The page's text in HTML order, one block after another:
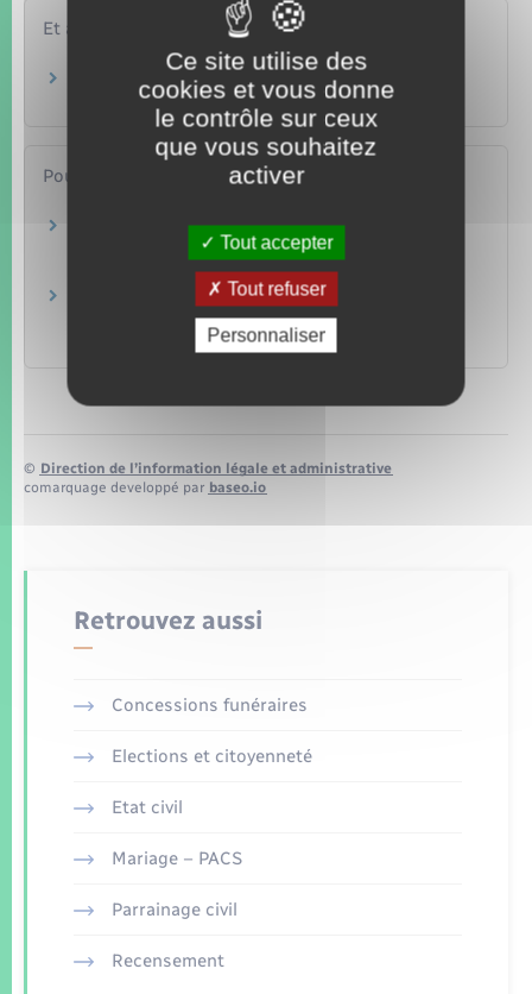
Et aussi
Budget et charges de copropriété
Logement
Pour en savoir plus
La consultation des pièces justificatives des
Institut national de la consommation (INC)
Précisions sur la lettre recommandée
Institut national de la consommation (INC)
© Direction de l’information légale et administrative
comarquage developpé par baseo.io
Retrouvez aussi
Concessions funéraires
Elections et citoyenneté
Etat civil
Mariage – PACS
Parrainage civil
Recensement
Ce site utilise des
cookies et vous donne
le contrôle sur ceux
que vous souhaitez
activer
Tout accepter
Tout refuser
Personnaliser